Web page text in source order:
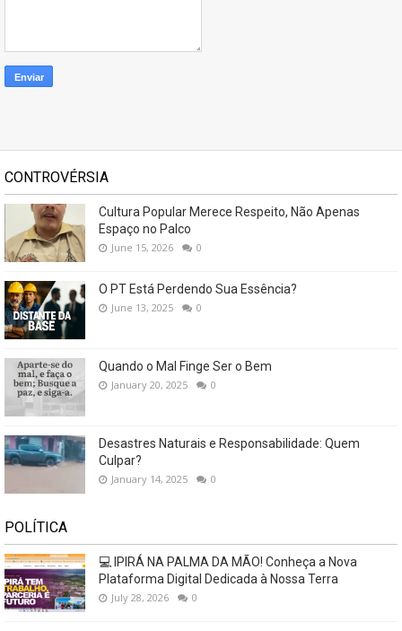
CONTROVÉRSIA
Cultura Popular Merece Respeito, Não Apenas
Espaço no Palco
June 15, 2026 0
O PT Está Perdendo Sua Essência?
June 13, 2025 0
Quando o Mal Finge Ser o Bem
January 20, 2025 0
Desastres Naturais e Responsabilidade: Quem
Culpar?
January 14, 2025 0
POLÍTICA
💻 IPIRÁ NA PALMA DA MÃO! Conheça a Nova
Plataforma Digital Dedicada à Nossa Terra
July 28, 2026 0